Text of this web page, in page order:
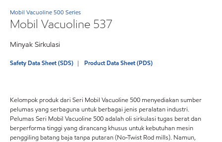
Mobil Vacuoline 500 Series
Mobil Vacuoline 537
Minyak Sirkulasi
Safety Data Sheet (SDS) Product Data Sheet (PDS)
Kelompok produk dari Seri Mobil Vacuoline 500 menyediakan sumber
pelumas yang serbaguna untuk berbagai jenis peralatan industri.
Pelumas Seri Mobil Vacuoline 500 adalah oli sirkulasi tugas berat dan
berperforma tinggi yang dirancang khusus untuk kebutuhan mesin
penggiling batang baja tanpa putaran (No-Twist Rod mills). Namun,